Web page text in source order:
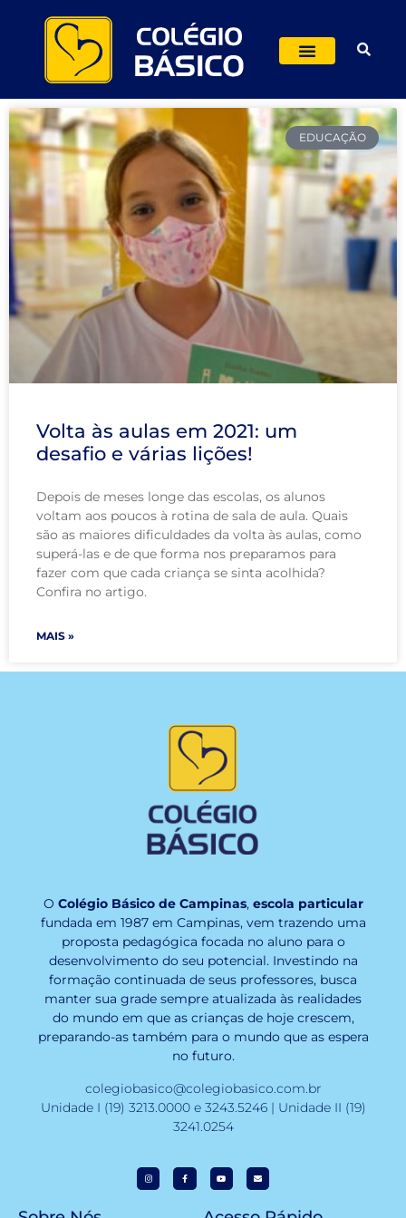
EDUCAÇÃO
Volta às aulas em 2021: um
desafio e várias lições!
Depois de meses longe das escolas, os alunos
voltam aos poucos à rotina de sala de aula. Quais
são as maiores dificuldades da volta às aulas, como
superá-las e de que forma nos preparamos para
fazer com que cada criança se sinta acolhida?
Confira no artigo.
MAIS »
O Colégio Básico de Campinas, escola particular
fundada em 1987 em Campinas, vem trazendo uma
proposta pedagógica focada no aluno para o
desenvolvimento do seu potencial. Investindo na
formação continuada de seus professores, busca
manter sua grade sempre atualizada às realidades
do mundo em que as crianças de hoje crescem,
preparando-as também para o mundo que as espera
no futuro.
colegiobasico@colegiobasico.com.br
Unidade I (19) 3213.0000 e 3243.5246 | Unidade II (19)
3241.0254